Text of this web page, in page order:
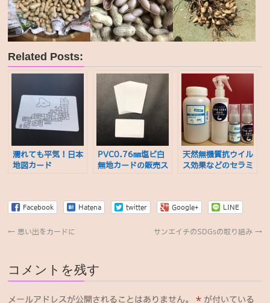
Related Posts:
濡れても平気！日本
地図カード
PVC0.76㎜塩ビ白
無地カードの販売ス
天然無機質抗ウイル
ス効果などのセラミ
Facebook Hatena twitter Google+ LINE
← 思い出をカードに サンエイチのSDGsの取り組み →
コメントを残す
メールアドレスが公開されることはありません。 * が付いている